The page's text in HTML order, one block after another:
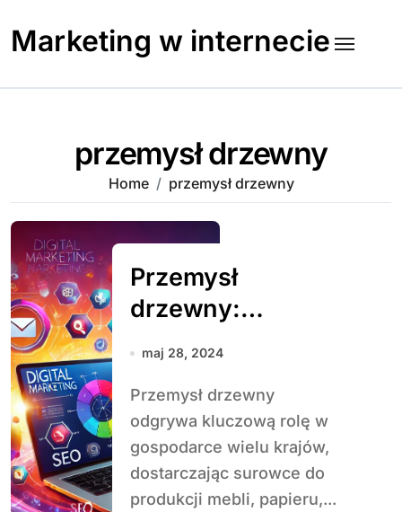
content
Marketing w internecie
przemysł drzewny
Home przemysł drzewny
Przemysł
drzewny:
kluczowy sektor
przyszłość
maj 28, 2024
Przemysł drzewny
odgrywa kluczową rolę w
gospodarce wielu krajów,
dostarczając surowce do
produkcji mebli, papieru,...